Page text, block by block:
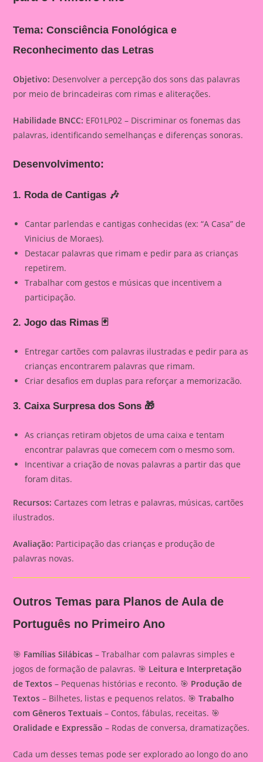
Tema: Consciência Fonológica e
Reconhecimento das Letras
Objetivo: Desenvolver a percepção dos sons das palavras
por meio de brincadeiras com rimas e aliterações.
Habilidade BNCC: EF01LP02 – Discriminar os fonemas das
palavras, identificando semelhanças e diferenças sonoras.
Desenvolvimento:
1. Roda de Cantigas 🎶
Cantar parlendas e cantigas conhecidas (ex: “A Casa” de
Vinicius de Moraes).
Destacar palavras que rimam e pedir para as crianças
repetirem.
Trabalhar com gestos e músicas que incentivem a
participação.
2. Jogo das Rimas 🃏
Entregar cartões com palavras ilustradas e pedir para as
crianças encontrarem palavras que rimam.
Criar desafios em duplas para reforçar a memorizacão.
3. Caixa Surpresa dos Sons 🎁
As crianças retiram objetos de uma caixa e tentam
encontrar palavras que comecem com o mesmo som.
Incentivar a criação de novas palavras a partir das que
foram ditas.
Recursos: Cartazes com letras e palavras, músicas, cartões
ilustrados.
Avaliação: Participação das crianças e produção de
palavras novas.
Outros Temas para Planos de Aula de
Português no Primeiro Ano
🎯 Famílias Silábicas – Trabalhar com palavras simples e
jogos de formação de palavras. 🎯 Leitura e Interpretação
de Textos – Pequenas histórias e reconto. 🎯 Produção de
Textos – Bilhetes, listas e pequenos relatos. 🎯Trabalho
com Gêneros Textuais – Contos, fábulas, receitas. 🎯
Oralidade e Expressão – Rodas de conversa, dramatizações.
Cada um desses temas pode ser explorado ao longo do ano